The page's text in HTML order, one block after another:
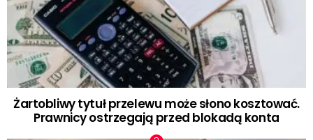
Żartobliwy tytuł przelewu może słono kosztować.
Prawnicy ostrzegają przed blokadą konta